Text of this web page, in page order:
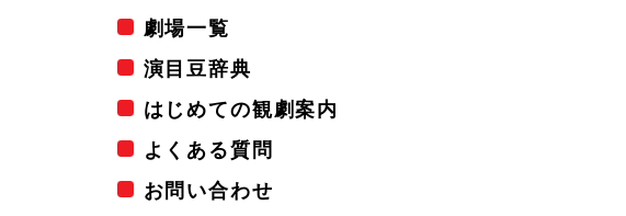
劇場一覧
演目豆辞典
はじめての観劇案内
よくある質問
お問い合わせ